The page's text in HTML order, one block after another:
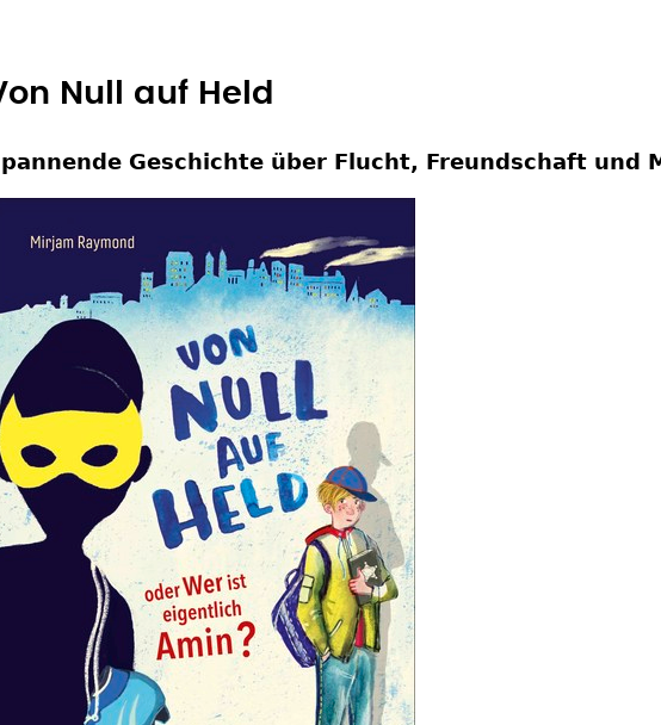
Null auf Held
Geschichte über Flucht, Freundschaft und